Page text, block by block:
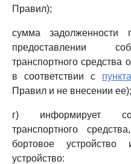
Правил);
сумма
предоставлении
транспортного средства
в соответствии с
Правил и не внесении ее);
г) информирует
транспортного
бортовое устройство
устройство: